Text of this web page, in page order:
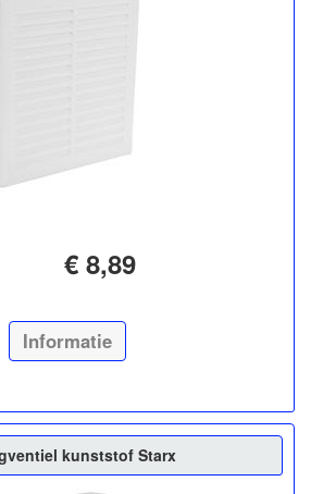
€ 8,89
Informatie
kunststof Starx